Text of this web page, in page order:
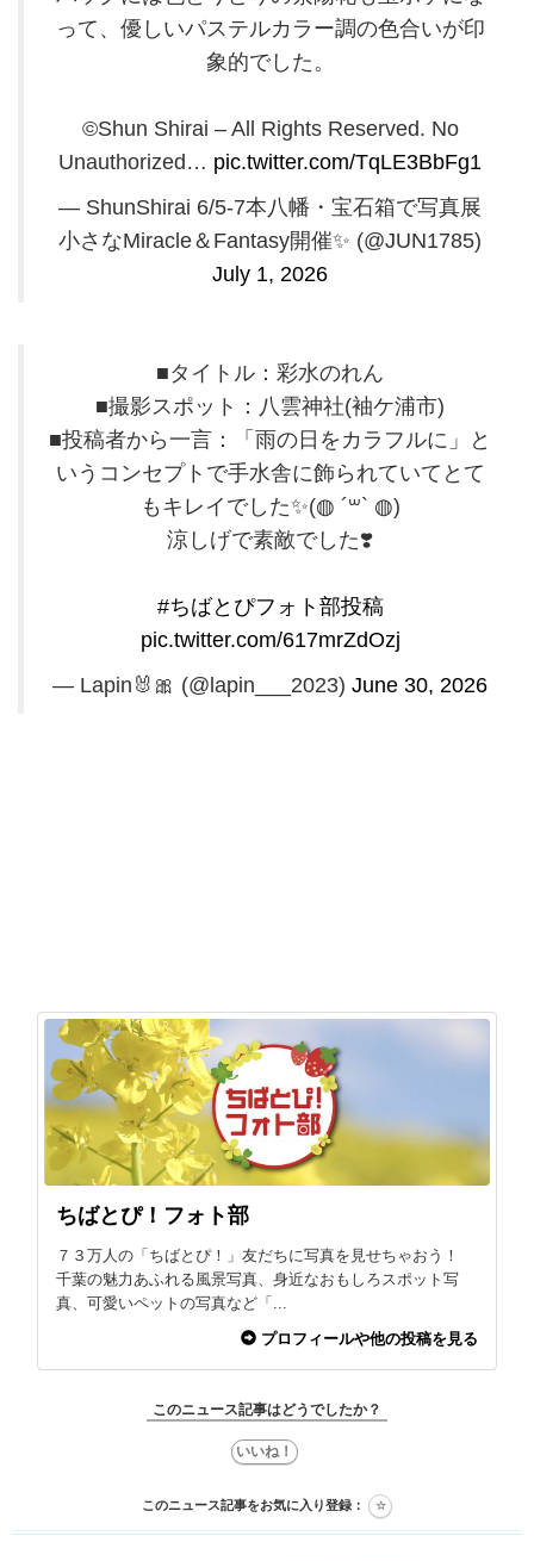
って、優しいパステルカラー調の色合いが印
象的でした。
©Shun Shirai – All Rights Reserved. No
Unauthorized… pic.twitter.com/TqLE3BbFg1
— ShunShirai 6/5-7本八幡・宝石箱で写真展
小さなMiracle＆Fantasy開催✨️ (@JUN1785)
July 1, 2026
■タイトル：彩水のれん
■撮影スポット：八雲神社(袖ケ浦市)
■投稿者から一言：「雨の日をカラフルに」と
いうコンセプトで手水舎に飾られていてとて
もキレイでした✨(◍ ´꒳` ◍)
涼しげで素敵でした❣️
#ちばとぴフォト部投稿
pic.twitter.com/617mrZdOzj
— Lapin🐰🎀 (@lapin___2023) June 30, 2026
ちばとぴ！フォト部
７３万人の「ちばとぴ！」友だちに写真を見せちゃおう！
千葉の魅力あふれる風景写真、身近なおもしろスポット写
真、可愛いペットの写真など「...
プロフィールや他の投稿を見る
このニュース記事はどうでしたか？
このニュース記事をお気に入り登録：